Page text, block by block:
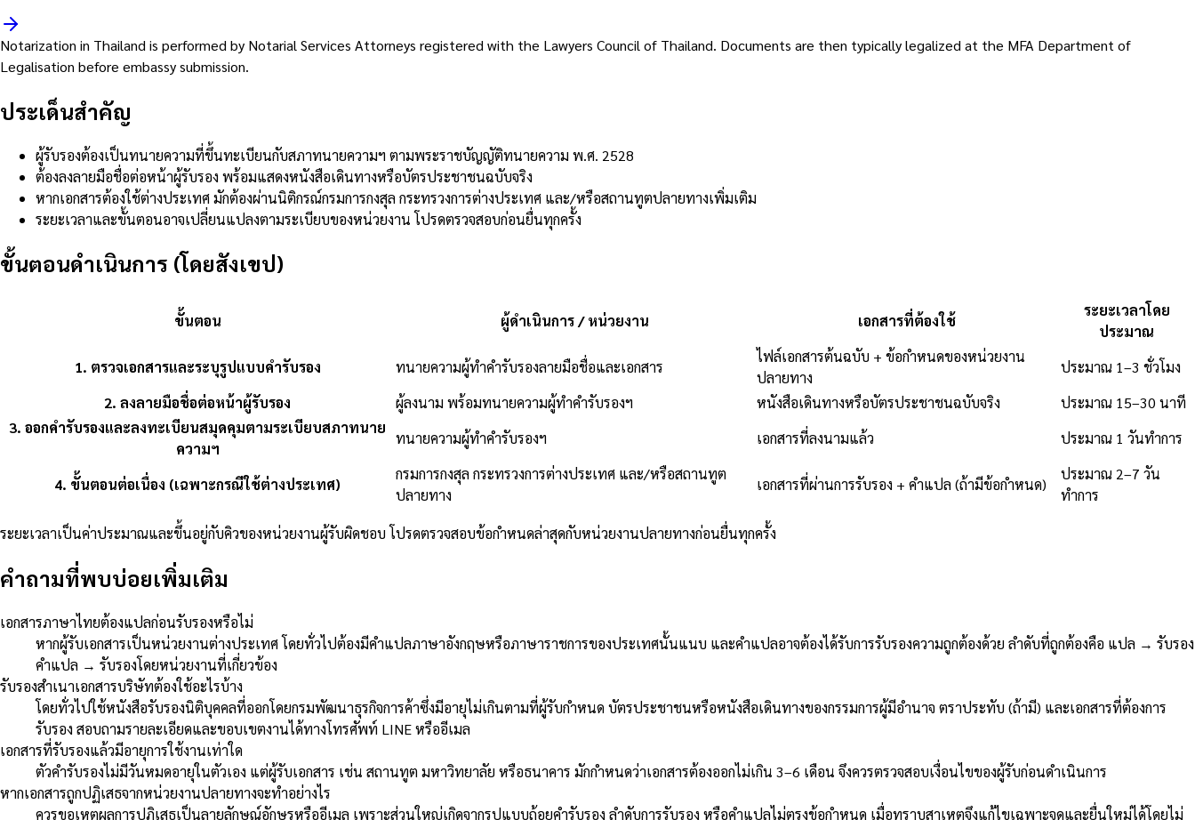
Notarization in Thailand is performed by Notarial Services Attorneys registered with the Lawyers Council of Thailand. Documents are then typically legalized at the MFA Department of
Legalisation before embassy submission.
ประเด็นสำคัญ
ผู้รับรองต้องเป็นทนายความที่ขึ้นทะเบียนกับสภาทนายความฯ ตามพระราชบัญญัติทนายความ พ.ศ. 2528
ต้องลงลายมือชื่อต่อหน้าผู้รับรอง พร้อมแสดงหนังสือเดินทางหรือบัตรประชาชนฉบับจริง
หากเอกสารต้องใช้ต่างประเทศ มักต้องผ่านนิติกรณ์กรมการกงสุล กระทรวงการต่างประเทศ และ/หรือสถานทูตปลายทางเพิ่มเติม
ระยะเวลาและขั้นตอนอาจเปลี่ยนแปลงตามระเบียบของหน่วยงาน โปรดตรวจสอบก่อนยื่นทุกครั้ง
ขั้นตอนดำเนินการ (โดยสังเขป)
ขั้นตอน ผู้ดำเนินการ / หน่วยงาน เอกสารที่ต้องใช้
ระยะเวลาโดย
ประมาณ
1. ตรวจเอกสารและระบุรูปแบบคำรับรอง ทนายความผู้ทำคำรับรองลายมือชื่อและเอกสาร
ไฟล์เอกสารต้นฉบับ + ข้อกำหนดของหน่วยงาน
ปลายทาง
ประมาณ 1–3 ชั่วโมง
2. ลงลายมือชื่อต่อหน้าผู้รับรอง ผู้ลงนาม พร้อมทนายความผู้ทำคำรับรองฯ หนังสือเดินทางหรือบัตรประชาชนฉบับจริง
ประมาณ 15–30 นาที
3. ออกคำรับรองและลงทะเบียนสมุดคุมตามระเบียบสภาทนาย
ความฯ
ทนายความผู้ทำคำรับรองฯ เอกสารที่ลงนามแล้ว ประมาณ 1 วันทำการ
4. ขั้นตอนต่อเนื่อง (เฉพาะกรณีใช้ต่างประเทศ)
กรมการกงสุล กระทรวงการต่างประเทศ และ/หรือสถานทูต
ปลายทาง
เอกสารที่ผ่านการรับรอง + คำแปล (ถ้ามีข้อกำหนด)
ประมาณ 2–7 วัน
ทำการ
ระยะเวลาเป็นค่าประมาณและขึ้นอยู่กับคิวของหน่วยงานผู้รับผิดชอบ โปรดตรวจสอบข้อกำหนดล่าสุดกับหน่วยงานปลายทางก่อนยื่นทุกครั้ง
คำถามที่พบบ่อยเพิ่มเติม
เอกสารภาษาไทยต้องแปลก่อนรับรองหรือไม่
หากผู้รับเอกสารเป็นหน่วยงานต่างประเทศ โดยทั่วไปต้องมีคำแปลภาษาอังกฤษหรือภาษาราชการของประเทศนั้นแนบ และคำแปลอาจต้องได้รับการรับรองความถูกต้องด้วย ลำดับที่ถูกต้องคือ แปล → รับรอง
คำแปล → รับรองโดยหน่วยงานที่เกี่ยวข้อง
รับรองสำเนาเอกสารบริษัทต้องใช้อะไรบ้าง
โดยทั่วไปใช้หนังสือรับรองนิติบุคคลที่ออกโดยกรมพัฒนาธุรกิจการค้าซึ่งมีอายุไม่เกินตามที่ผู้รับกำหนด บัตรประชาชนหรือหนังสือเดินทางของกรรมการผู้มีอำนาจ ตราประทับ (ถ้ามี) และเอกสารที่ต้องการ
รับรอง สอบถามรายละเอียดและขอบเขตงานได้ทางโทรศัพท์ LINE หรืออีเมล
เอกสารที่รับรองแล้วมีอายุการใช้งานเท่าใด
ตัวคำรับรองไม่มีวันหมดอายุในตัวเอง แต่ผู้รับเอกสาร เช่น สถานทูต มหาวิทยาลัย หรือธนาคาร มักกำหนดว่าเอกสารต้องออกไม่เกิน 3–6 เดือน จึงควรตรวจสอบเงื่อนไขของผู้รับก่อนดำเนินการ
หากเอกสารถูกปฏิเสธจากหน่วยงานปลายทางจะทำอย่างไร
ควรขอเหตุผลการปฏิเสธเป็นลายลักษณ์อักษรหรืออีเมล เพราะส่วนใหญ่เกิดจากรูปแบบถ้อยคำรับรอง ลำดับการรับรอง หรือคำแปลไม่ตรงข้อกำหนด เมื่อทราบสาเหตุจึงแก้ไขเฉพาะจุดและยื่นใหม่ได้โดยไม่